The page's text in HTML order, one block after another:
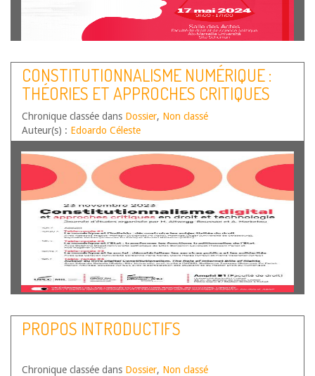
CONSTITUTIONNALISME NUMÉRIQUE :
THÉORIES ET APPROCHES CRITIQUES
Chronique classée dans Dossier, Non classé
Auteur(s) : Edoardo Céleste
PROPOS INTRODUCTIFS
Chronique classée dans Dossier, Non classé